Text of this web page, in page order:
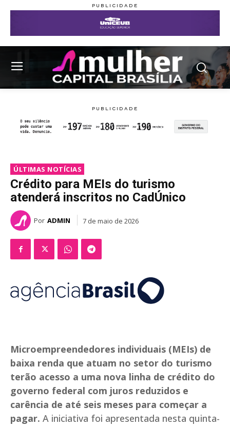
ÚLTIMAS NOTÍCIAS
Crédito para MEIs do turismo
atenderá inscritos no CadÚnico
Por ADMIN 7 de maio de 2026
Microempreendedores individuais (MEIs) de
baixa renda que atuam no setor do turismo
terão acesso a uma nova linha de crédito do
governo federal com juros reduzidos e
carência de até seis meses para começar a
pagar. A iniciativa foi apresentada nesta quinta-